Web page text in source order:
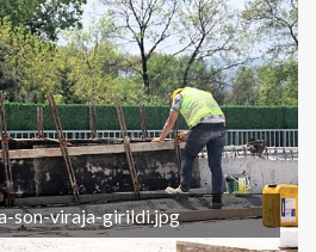
son-viraja-girildi.jpg